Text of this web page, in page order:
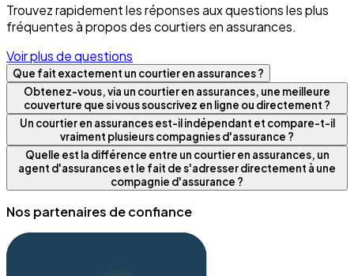
Trouvez rapidement les réponses aux questions les plus
fréquentes à propos des courtiers en assurances.
Voir plus de questions
Que fait exactement un courtier en assurances ?
Obtenez-vous, via un courtier en assurances, une meilleure
couverture que si vous souscrivez en ligne ou directement ?
Un courtier en assurances est-il indépendant et compare-t-il
vraiment plusieurs compagnies d'assurance ?
Quelle est la différence entre un courtier en assurances, un
agent d'assurances et le fait de s'adresser directement à une
compagnie d'assurance ?
Nos partenaires de confiance